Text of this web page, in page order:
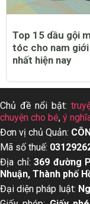
Top 15 dầu gội
tóc cho nam
nhất hiện nay
Chủ đề nổi bật:
chuyện cho bé, ý
Đơn vị chủ Quản:
Mã số thuế:
Địa chỉ:369 đường
Nhuận, Thành phố
Đại diện pháp luật: